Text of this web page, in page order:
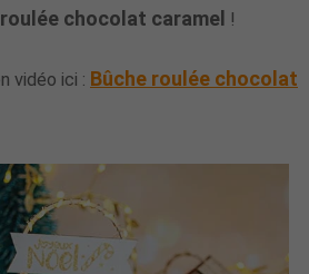
chocolat caramel !
vidéo ici : Bûche roulée chocolat